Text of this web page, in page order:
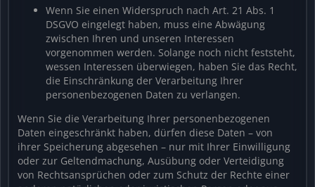
Wenn Sie einen Widerspruch nach Art. 21 Abs. 1
DSGVO eingelegt haben, muss eine Abwägung
zwischen Ihren und unseren Interessen
vorgenommen werden. Solange noch nicht feststeht,
wessen Interessen überwiegen, haben Sie das Recht,
die Einschränkung der Verarbeitung Ihrer
personenbezogenen Daten zu verlangen.
Wenn Sie die Verarbeitung Ihrer personenbezogenen
Daten eingeschränkt haben, dürfen diese Daten – von
ihrer Speicherung abgesehen – nur mit Ihrer Einwilligung
oder zur Geltendmachung, Ausübung oder Verteidigung
von Rechtsansprüchen oder zum Schutz der Rechte einer